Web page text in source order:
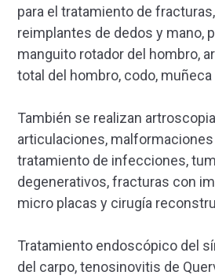
para el tratamiento de
reimplantes de dedos y mano,
manguito rotador del hombro,
total del hombro, codo, muñeca
También se realizan
articulaciones,
tratamiento de infecciones,
degenerativos, fracturas con
micro placas y cirugía
Tratamiento endoscópico del
del carpo, tenosinovitis de